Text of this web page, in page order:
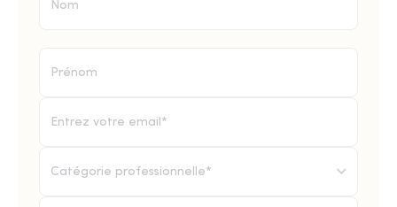
Catégorie professionnelle*